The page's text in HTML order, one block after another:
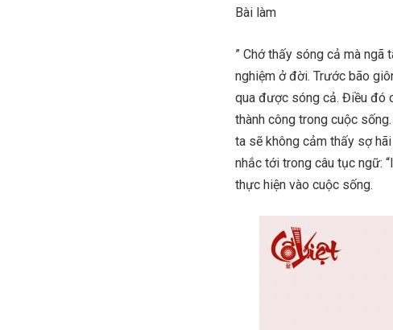
Bài làm
” Chớ thấy sóng cả mà ngã
nghiệm ở đời. Trước bão
qua được sóng cả. Điều đó
thành công trong cuộc
ta sẽ không cảm thấy sợ
nhắc tới trong câu tục ngữ:
thực hiện vào cuộc sống.